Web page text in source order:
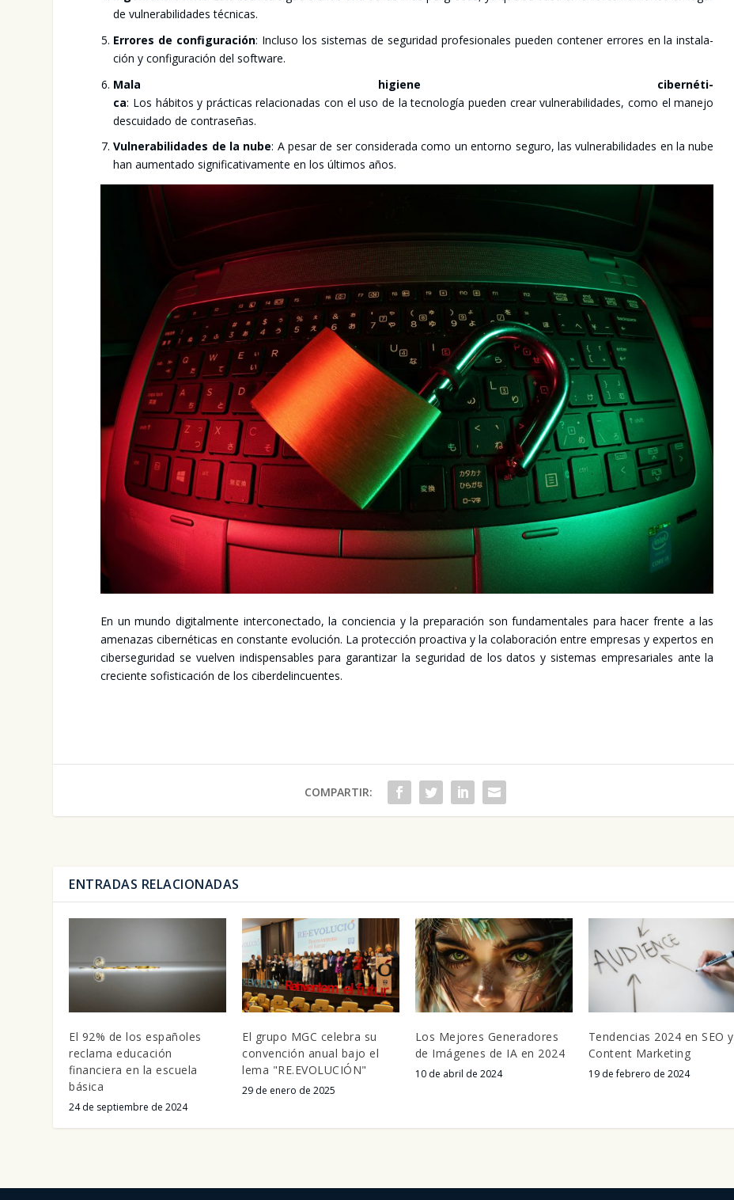
de vul­ne­ra­bi­li­da­des téc­ni­cas.
Erro­res de con­fi­gu­ra­ción: Inclu­so los sis­te­mas de segu­ri­dad pro­fe­sio­na­les pue­den con­te­ner erro­res en la ins­ta­la­
ción y con­fi­gu­ra­ción del soft­wa­re.
Mala higie­ne ciber­né­ti­
ca: Los hábi­tos y prác­ti­cas rela­cio­na­das con el uso de la tec­no­lo­gía pue­den crear vul­ne­ra­bi­li­da­des, como el mane­jo
des­cui­da­do de con­tra­se­ñas.
Vul­ne­ra­bi­li­da­des de la nube: A pesar de ser con­si­de­ra­da como un entorno segu­ro, las vul­ne­ra­bi­li­da­des en la nube
han aumen­ta­do sig­ni­fi­ca­ti­va­men­te en los últi­mos años.
En un mun­do digi­tal­men­te inter­co­nec­ta­do, la con­cien­cia y la pre­pa­ra­ción son fun­da­men­ta­les para hacer fren­te a las
ame­na­zas ciber­né­ti­cas en cons­tan­te evo­lu­ción. La pro­tec­ción proac­ti­va y la cola­bo­ra­ción entre empre­sas y exper­tos en
ciber­se­gu­ri­dad se vuel­ven indis­pen­sa­bles para garan­ti­zar la segu­ri­dad de los datos y sis­te­mas empre­sa­ria­les ante la
cre­cien­te sofis­ti­ca­ción de los ciber­de­lin­cuen­tes.
COMPARTIR:
ENTRADAS RELACIONADAS
El 92% de los españoles
reclama educación
financiera en la escuela
básica
24 de septiembre de 2024
El grupo MGC celebra su
convención anual bajo el
lema "RE.EVOLUCIÓN"
29 de enero de 2025
Los Mejores Generadores
de Imágenes de IA en 2024
10 de abril de 2024
Tendencias 2024 en SEO y
Content Marketing
19 de febrero de 2024